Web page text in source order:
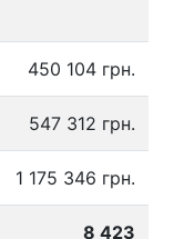
450 104 грн.
547 312 грн.
1 175 346 грн.
8 423